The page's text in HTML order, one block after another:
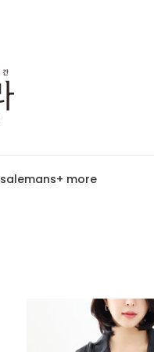
salemans+ more